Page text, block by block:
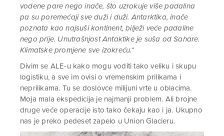
vodene pare nego inače, što uzrokuje više padalina
pa su poremećaji sve duži i duži. Antarktika, inače
poznata kao najsuši kontinent, bilježi veće padaline
nego prije. Unutrašnjost Antaktike je suša od Sahare.
Klimatske promjene sve izokreću.“
Divim se ALE-u kako mogu voditi tako veliku i skupu
logistiku, a sve im ovisi o vremenskim prilikama i
neprilikama. Tu se doslovce milijuni vrte u oblacima.
Moja mala ekspedicija je najmanji problem. Ali brojne
druge veće operacije isto tako čekaju kao i ja. Ukupno
nas je preko pedeset zapelo u Union Glacieru.